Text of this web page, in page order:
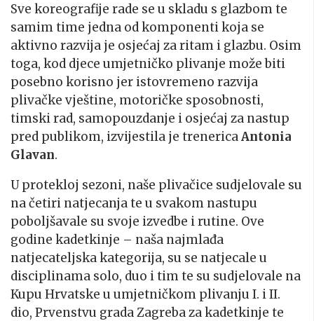
Sve koreografije rade se u skladu s glazbom te
samim time jedna od komponenti koja se
aktivno razvija je osjećaj za ritam i glazbu. Osim
toga, kod djece umjetničko plivanje može biti
posebno korisno jer istovremeno razvija
plivačke vještine, motoričke sposobnosti,
timski rad, samopouzdanje i osjećaj za nastup
pred publikom, izvijestila je trenericaAntonia
Glavan.
U protekloj sezoni, naše plivačice sudjelovale su
na četiri natjecanja te u svakom nastupu
poboljšavale su svoje izvedbe i rutine. Ove
godine kadetkinje – naša najmlađa
natjecateljska kategorija, su se natjecale u
disciplinama solo, duo i tim te su sudjelovale na
Kupu Hrvatske u umjetničkom plivanju I. i II.
dio, Prvenstvu grada Zagreba za kadetkinje te